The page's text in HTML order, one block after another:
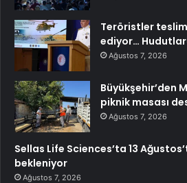
Teröristler
ediyor…
Ağustos 7, 2026
Büyükşehir’den
piknik masası
Ağustos 7, 2026
Sellas Life Sciences’ta 13
bekleniyor
Ağustos 7, 2026